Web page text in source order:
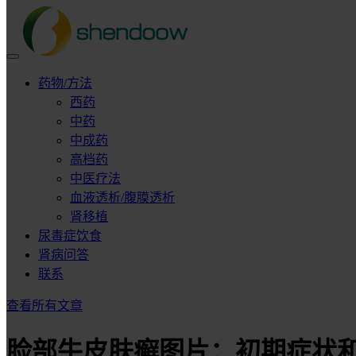
药物/方法
西药
中药
中成药
高档药
中医疗法
血液透析/腹膜透析
肾移植
尿毒症饮食
肾病问答
联系
查看所有文章